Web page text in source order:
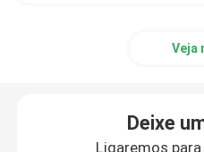
Veja
Deixe
Ligaremos